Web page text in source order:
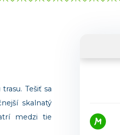
Tešiť sa
skalnatý
medzi tie